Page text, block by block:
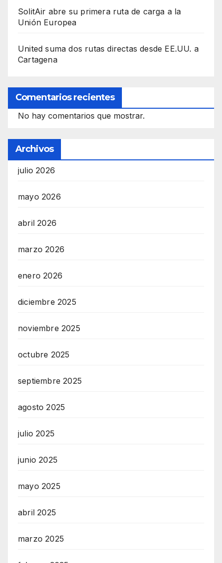
SolitAir abre su primera ruta de carga a la
Unión Europea
United suma dos rutas directas desde EE.UU. a
Cartagena
Comentarios recientes
No hay comentarios que mostrar.
Archivos
julio 2026
mayo 2026
abril 2026
marzo 2026
enero 2026
diciembre 2025
noviembre 2025
octubre 2025
septiembre 2025
agosto 2025
julio 2025
junio 2025
mayo 2025
abril 2025
marzo 2025